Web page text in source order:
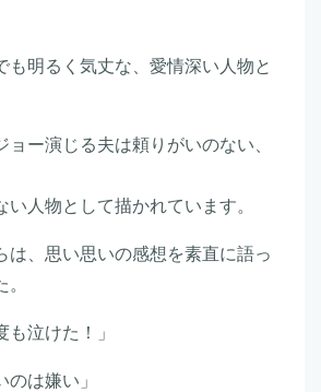
も明るく気丈な、愛情深い人物と
ョー演じる夫は頼りがいのない、
い人物として描かれています。
は、思い思いの感想を素直に語っ
も泣けた！」
のは嫌い」